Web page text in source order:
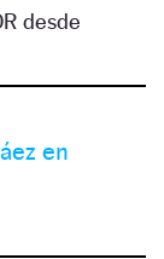
desde
en